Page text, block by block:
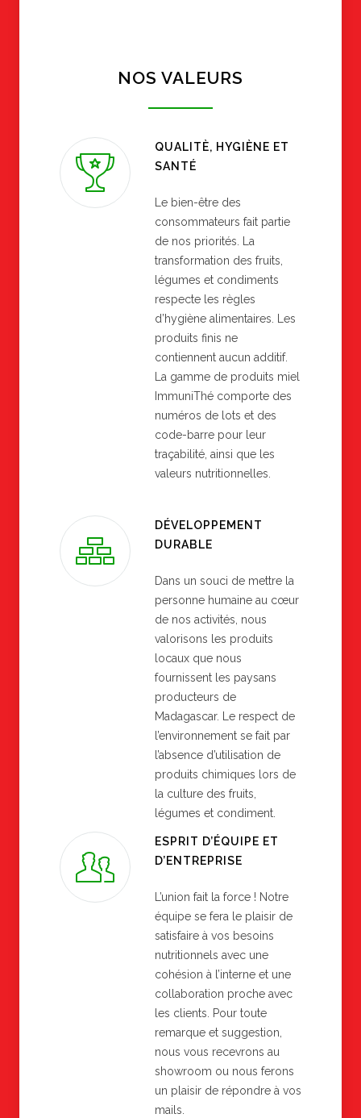
NOS VALEURS
QUALITÈ, HYGIÈNE ET
SANTÉ
Le bien-être des
consommateurs fait partie
de nos priorités. La
transformation des fruits,
légumes et condiments
respecte les règles
d’hygiène alimentaires. Les
produits finis ne
contiennent aucun additif.
La gamme de produits miel
ImmuniThé comporte des
numéros de lots et des
code-barre pour leur
traçabilité, ainsi que les
valeurs nutritionnelles.
DÉVELOPPEMENT
DURABLE
Dans un souci de mettre la
personne humaine au cœur
de nos activités, nous
valorisons les produits
locaux que nous
fournissent les paysans
producteurs de
Madagascar. Le respect de
l’environnement se fait par
l’absence d’utilisation de
produits chimiques lors de
la culture des fruits,
légumes et condiment.
ESPRIT D’ÉQUIPE ET
D’ENTREPRISE
L’union fait la force ! Notre
équipe se fera le plaisir de
satisfaire à vos besoins
nutritionnels avec une
cohésion à l’interne et une
collaboration proche avec
les clients. Pour toute
remarque et suggestion,
nous vous recevrons au
showroom ou nous ferons
un plaisir de répondre à vos
mails.